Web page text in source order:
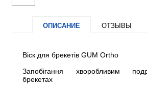
ОПИСАНИЕ ОТЗЫВЫ
Віск для брекетів GUM Ortho
Запобігання хворобливим
брекетах